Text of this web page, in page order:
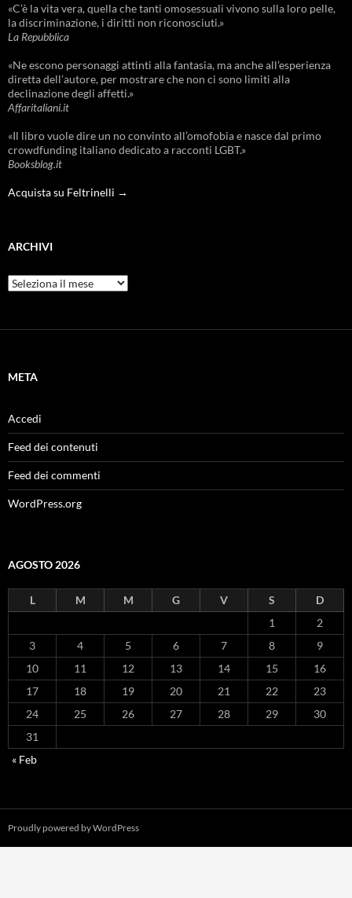
«C’è la vita vera, quella che tanti omosessuali vivono sulla loro pelle,
la discriminazione, i diritti non riconosciuti.»
La Repubblica
«Ne escono personaggi attinti alla fantasia, ma anche all’esperienza
diretta dell’autore, per mostrare che non ci sono limiti alla
declinazione degli affetti.»
Affaritaliani.it
«Il libro vuole dire un no convinto all’omofobia e nasce dal primo
crowdfunding italiano dedicato a racconti LGBT.»
Booksblog.it
Acquista su Feltrinelli →
ARCHIVI
Archivi
META
Accedi
Feed dei contenuti
Feed dei commenti
WordPress.org
AGOSTO 2026
L M M G V S
D
1
2
3
4 5 6 7 8
9
10
11 12 13 14 15
16
17
18 19 20 21 22
23
24
25 26 27 28 29
30
31
« Feb
Proudly powered by WordPress